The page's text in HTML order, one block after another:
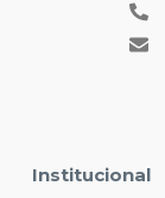
Institucional